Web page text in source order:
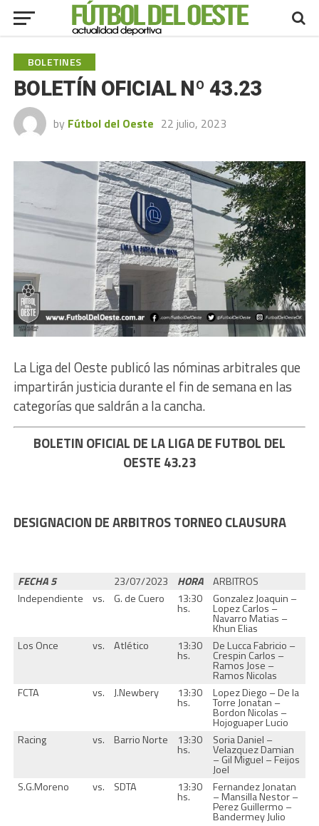
BOLETINES
BOLETÍN OFICIAL Nº 43.23
by Fútbol del Oeste 22 julio, 2023
La Liga del Oeste publicó las nóminas arbitrales que
impartirán justicia durante el fin de semana en las
categorías que saldrán a la cancha.
BOLETIN OFICIAL DE LA LIGA DE FUTBOL DEL
OESTE 43.23
DESIGNACION DE ARBITROS TORNEO CLAUSURA
FECHA 5 23/07/2023 HORA
ARBITROS
Independiente
vs. G. de Cuero 13:30
hs.
Gonzalez Joaquin –
Lopez Carlos –
Navarro Matias –
Khun Elias
Los Once
vs. Atlético 13:30
hs.
De Lucca Fabricio –
Crespin Carlos –
Ramos Jose –
Ramos Nicolas
FCTA
vs. J.Newbery 13:30
hs.
Lopez Diego – De la
Torre Jonatan –
Bordon Nicolas –
Hojoguaper Lucio
Racing
vs. Barrio Norte 13:30
hs.
Soria Daniel –
Velazquez Damian
– Gil Miguel – Feijos
Joel
S.G.Moreno
vs. SDTA 13:30
hs.
Fernandez Jonatan
– Mansilla Nestor –
Perez Guillermo –
Bandermey Julio